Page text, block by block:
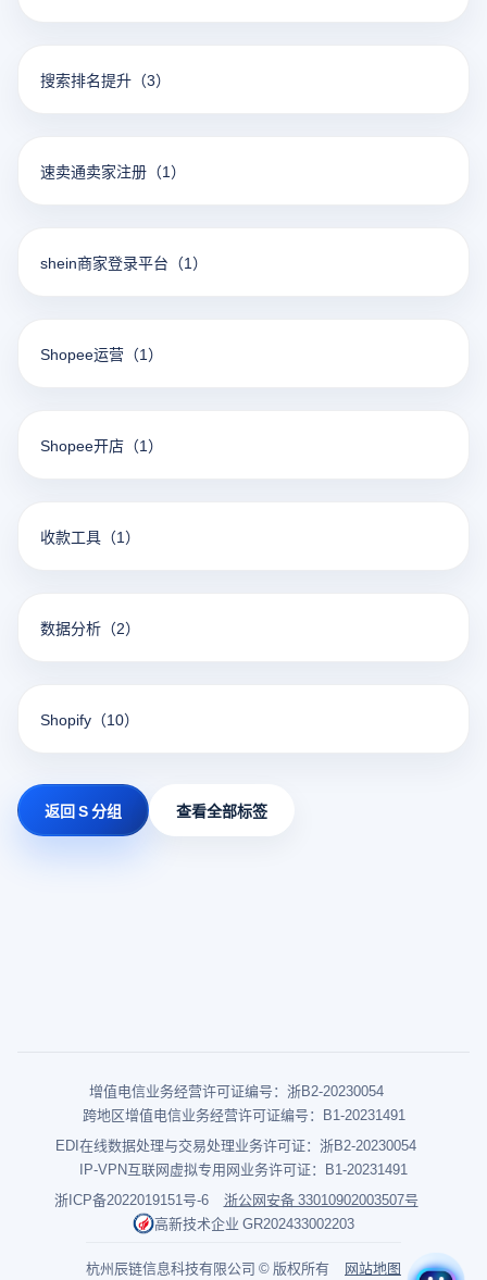
搜索排名提升 （3）
速卖通卖家注册 （1）
shein商家登录平台 （1）
Shopee运营 （1）
Shopee开店 （1）
收款工具 （1）
数据分析 （2）
Shopify （10）
返回 S 分组 查看全部标签
增值电信业务经营许可证编号：浙B2-20230054
跨地区增值电信业务经营许可证编号：B1-20231491
EDI在线数据处理与交易处理业务许可证：浙B2-20230054
IP-VPN互联网虚拟专用网业务许可证：B1-20231491
浙ICP备2022019151号-6
浙公网安备 33010902003507号
高新技术企业 GR202433002203
杭州辰链信息科技有限公司 © 版权所有 网站地图